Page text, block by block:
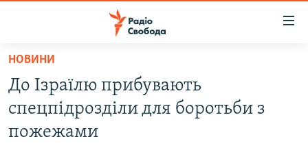
Перейти
основного
матеріалу
до
РАДІО СВОБОДА – 70 РОКІВ
ВСЕ ЗА ДОБУ
НОВИНИ
До Ізраїлю прибувають
спецпідрозділи для боротьби з
пожежами